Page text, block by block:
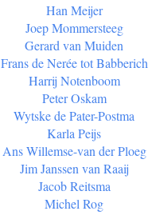
Han Meijer
Joep Mommersteeg
Gerard van Muiden
Frans de Nerée tot Babberich
Harrij Notenboom
Peter Oskam
Wytske de Pater-Postma
Karla Peijs
Ans Willemse-van der Ploeg
Jim Janssen van Raaij
Jacob Reitsma
Michel Rog